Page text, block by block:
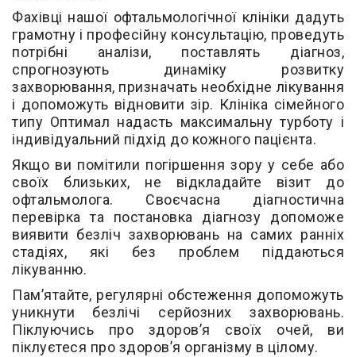
Фахівці нашої офтальмологічної клініки дадуть
грамотну і професійну консультацію, проведуть
потрібні аналізи, поставлять діагноз,
спрогнозують динаміку розвитку
захворювання, призначать необхідне лікування
і допоможуть відновити зір. Клініка сімейного
типу Оптимал надасть максимальну турботу і
індивідуальний підхід до кожного пацієнта.
Якщо ви помітили погіршення зору у себе або
своїх близьких, не відкладайте візит до
офтальмолога. Своєчасна діагностична
перевірка та постановка діагнозу допоможе
виявити безліч захворювань на самих ранніх
стадіях, які без проблем піддаються
лікуванню.
Пам’ятайте, регулярні обстеження допоможуть
уникнути безлічі серйозних захворювань.
Піклуючись про здоров’я своїх очей, ви
піклуєтеся про здоров’я організму в цілому.